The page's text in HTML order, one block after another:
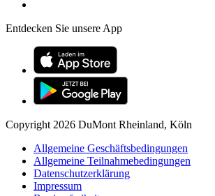
Entdecken Sie unsere App
Copyright 2026 DuMont Rheinland, Köln
Allgemeine Geschäftsbedingungen
Allgemeine Teilnahmebedingungen
Datenschutzerklärung
Impressum